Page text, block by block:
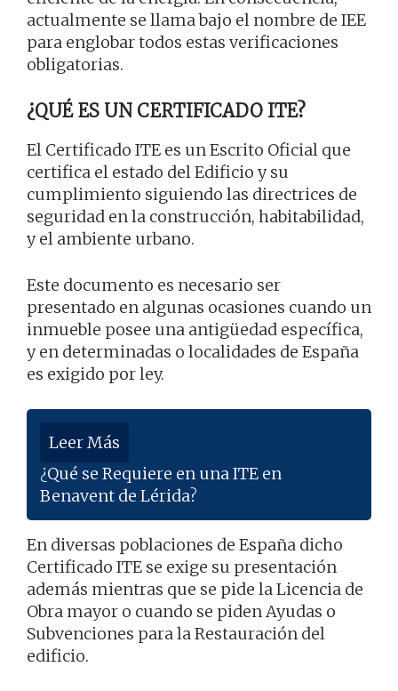
actualmente se llama bajo el nombre de IEE
para englobar todos estas verificaciones
obligatorias.
¿QUÉ ES UN CERTIFICADO ITE?
El Certificado ITE es un Escrito Oficial que
certifica el estado del Edificio y su
cumplimiento siguiendo las directrices de
seguridad en la construcción, habitabilidad,
y el ambiente urbano.
Este documento es necesario ser
presentado en algunas ocasiones cuando un
inmueble posee una antigüedad específica,
y en determinadas o localidades de España
es exigido por ley.
Leer Más
¿Qué se Requiere en una ITE en
Benavent de Lérida?
En diversas poblaciones de España dicho
Certificado ITE se exige su presentación
además mientras que se pide la Licencia de
Obra mayor o cuando se piden Ayudas o
Subvenciones para la Restauración del
edificio.